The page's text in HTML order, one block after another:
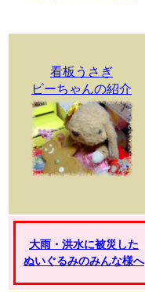
看板うさぎ
ビーちゃんの紹介
大雨・洪水に被災した
ぬいぐるみのみんな様へ